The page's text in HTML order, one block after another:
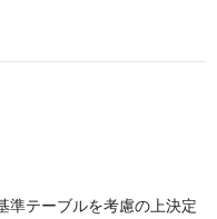
準テーブルを考慮の上決定